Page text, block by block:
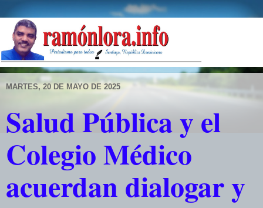
MARTES, 20 DE MAYO DE 2025
Salud Pública y el
Colegio Médico
acuerdan dialogar y